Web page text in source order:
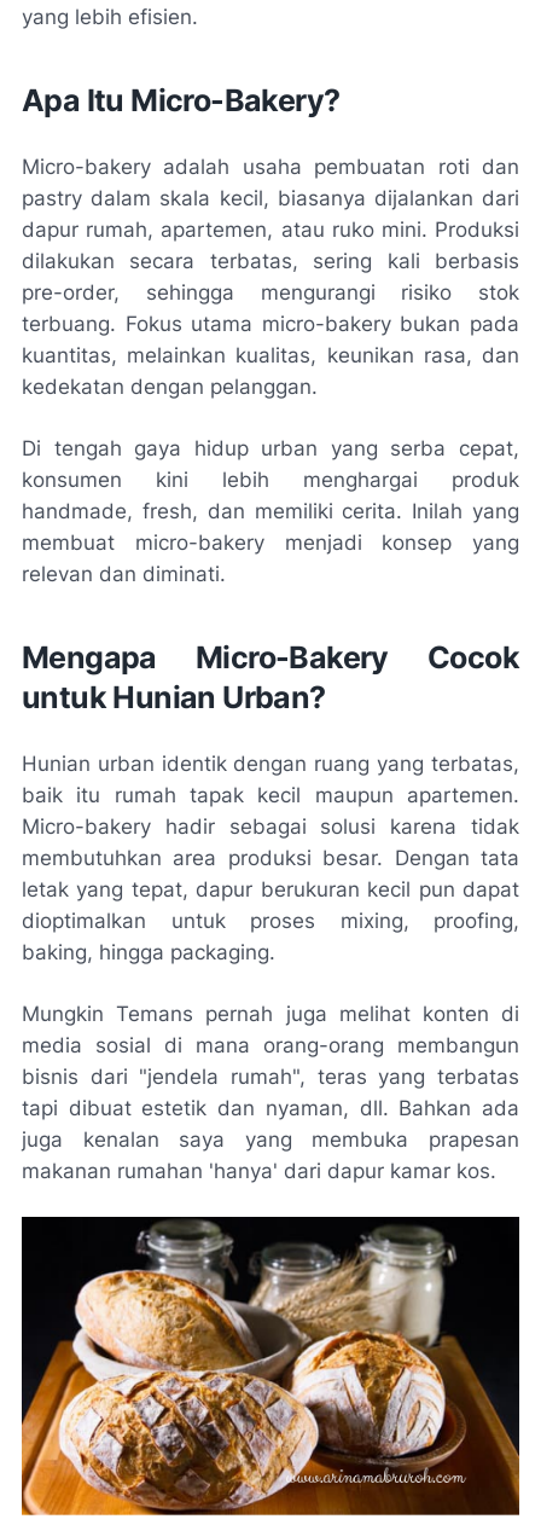
yang lebih efisien.
Apa Itu Micro-Bakery?
Micro-bakery adalah usaha pembuatan roti dan
pastry dalam skala kecil, biasanya dijalankan dari
dapur rumah, apartemen, atau ruko mini. Produksi
dilakukan secara terbatas, sering kali berbasis
pre-order, sehingga mengurangi risiko stok
terbuang. Fokus utama micro-bakery bukan pada
kuantitas, melainkan kualitas, keunikan rasa, dan
kedekatan dengan pelanggan.
Di tengah gaya hidup urban yang serba cepat,
konsumen kini lebih menghargai produk
handmade, fresh, dan memiliki cerita. Inilah yang
membuat micro-bakery menjadi konsep yang
relevan dan diminati.
Mengapa Micro-Bakery Cocok
untuk Hunian Urban?
Hunian urban identik dengan ruang yang terbatas,
baik itu rumah tapak kecil maupun apartemen.
Micro-bakery hadir sebagai solusi karena tidak
membutuhkan area produksi besar. Dengan tata
letak yang tepat, dapur berukuran kecil pun dapat
dioptimalkan untuk proses mixing, proofing,
baking, hingga packaging.
Mungkin Temans pernah juga melihat konten di
media sosial di mana orang-orang membangun
bisnis dari "jendela rumah", teras yang terbatas
tapi dibuat estetik dan nyaman, dll. Bahkan ada
juga kenalan saya yang membuka prapesan
makanan rumahan 'hanya' dari dapur kamar kos.